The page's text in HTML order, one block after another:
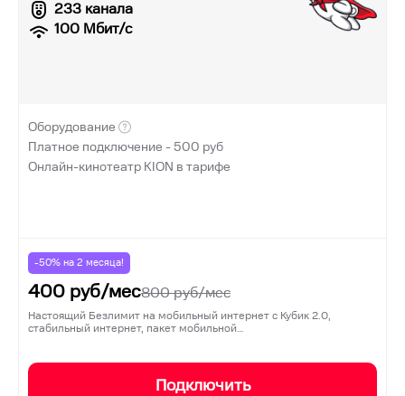
233 канала
100 Мбит/с
Оборудование
Платное подключение -500 руб
Онлайн-кинотеатр KION в тарифе
-50% на 2 месяца!
400 руб/мес800руб/мес
Настоящий Безлимит на мобильный интернет с Кубик 2.0,
стабильный интернет, пакет мобильной…
Подключить